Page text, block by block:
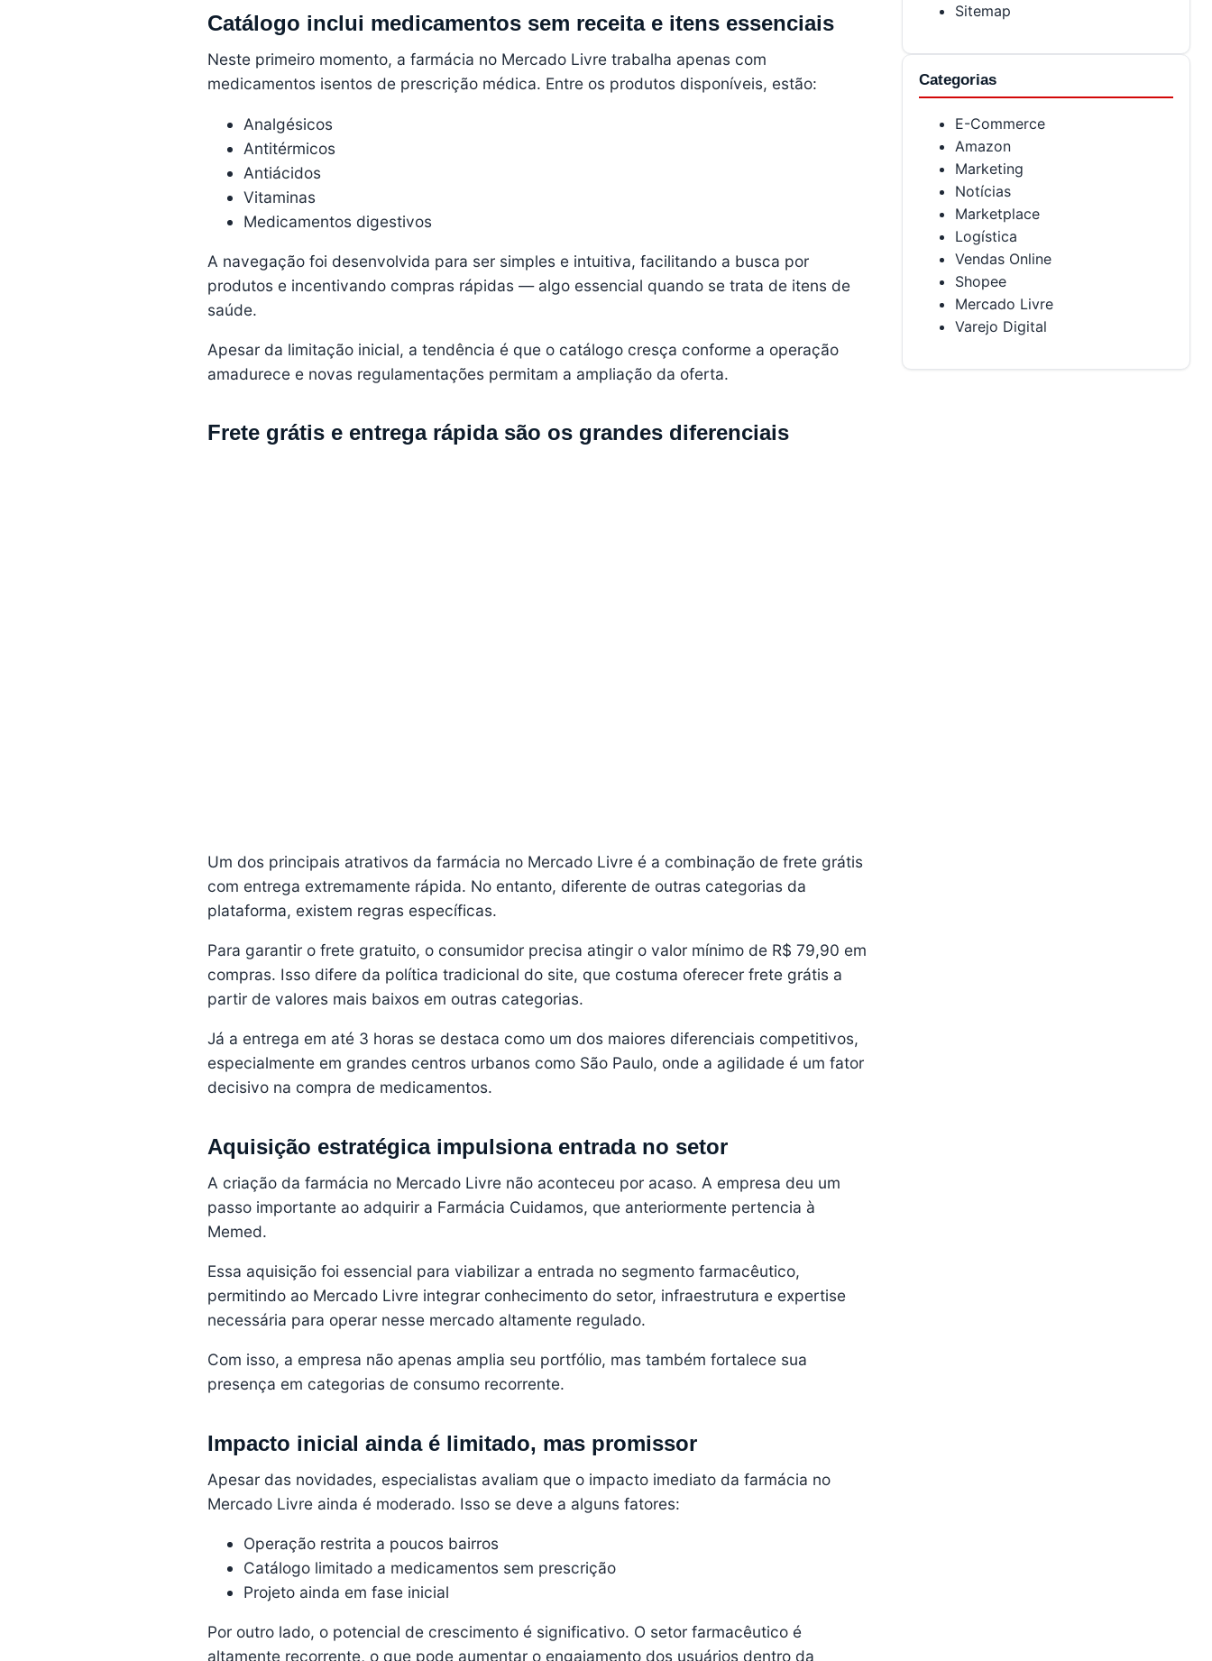
Catálogo inclui medicamentos sem receita e itens essenciais
Neste primeiro momento, a farmácia no Mercado Livre trabalha apenas com
medicamentos isentos de prescrição médica. Entre os produtos disponíveis, estão:
Analgésicos
Antitérmicos
Antiácidos
Vitaminas
Medicamentos digestivos
A navegação foi desenvolvida para ser simples e intuitiva, facilitando a busca por
produtos e incentivando compras rápidas — algo essencial quando se trata de itens de
saúde.
Apesar da limitação inicial, a tendência é que o catálogo cresça conforme a operação
amadurece e novas regulamentações permitam a ampliação da oferta.
Frete grátis e entrega rápida são os grandes diferenciais
Um dos principais atrativos da farmácia no Mercado Livre é a combinação de frete grátis
com entrega extremamente rápida. No entanto, diferente de outras categorias da
plataforma, existem regras específicas.
Para garantir o frete gratuito, o consumidor precisa atingir o valor mínimo de R$ 79,90 em
compras. Isso difere da política tradicional do site, que costuma oferecer frete grátis a
partir de valores mais baixos em outras categorias.
Já a entrega em até 3 horas se destaca como um dos maiores diferenciais competitivos,
especialmente em grandes centros urbanos como São Paulo, onde a agilidade é um fator
decisivo na compra de medicamentos.
Aquisição estratégica impulsiona entrada no setor
A criação da farmácia no Mercado Livre não aconteceu por acaso. A empresa deu um
passo importante ao adquirir a Farmácia Cuidamos, que anteriormente pertencia à
Memed.
Essa aquisição foi essencial para viabilizar a entrada no segmento farmacêutico,
permitindo ao Mercado Livre integrar conhecimento do setor, infraestrutura e expertise
necessária para operar nesse mercado altamente regulado.
Com isso, a empresa não apenas amplia seu portfólio, mas também fortalece sua
presença em categorias de consumo recorrente.
Impacto inicial ainda é limitado, mas promissor
Apesar das novidades, especialistas avaliam que o impacto imediato da farmácia no
Mercado Livre ainda é moderado. Isso se deve a alguns fatores:
Operação restrita a poucos bairros
Catálogo limitado a medicamentos sem prescrição
Projeto ainda em fase inicial
Por outro lado, o potencial de crescimento é significativo. O setor farmacêutico é
altamente recorrente, o que pode aumentar o engajamento dos usuários dentro da
Sitemap
Categorias
E-Commerce
Amazon
Marketing
Notícias
Marketplace
Logística
Vendas Online
Shopee
Mercado Livre
Varejo Digital